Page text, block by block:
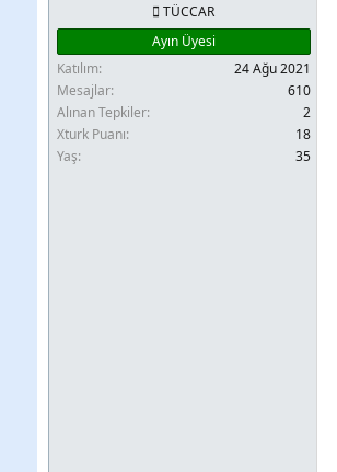
a
t
a
n
r
i
TÜCCAR
Ayın Üyesi
Katılım
24 Ağu 2021
Mesajlar
610
Alınan Tepkiler
2
Xturk Puanı
18
Yaş
35